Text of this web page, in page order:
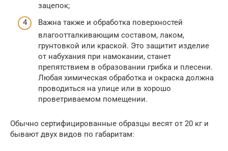
зацепок;
Важна также и обработка поверхностей
влагоотталкивающим составом, лаком,
грунтовкой или краской. Это защитит изделие
от набухания при намокании, станет
препятствием в образовании грибка и плесени.
Любая химическая обработка и окраска должна
проводиться на улице или в хорошо
проветриваемом помещении.
Обычно сертифицированные образцы весят от 20 кг и
бывают двух видов по габаритам: